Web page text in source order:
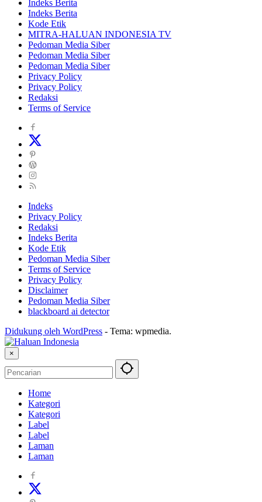
Indeks Berita
Indeks Berita
Kode Etik
MITRA-HALUAN INDONESIA TV
Pedoman Media Siber
Pedoman Media Siber
Pedoman Media Siber
Privacy Policy
Privacy Policy
Redaksi
Terms of Service
Indeks
Privacy Policy
Redaksi
Indeks Berita
Kode Etik
Pedoman Media Siber
Terms of Service
Privacy Policy
Disclaimer
Pedoman Media Siber
blackboard ai detector
Didukung oleh WordPress - Tema: wpmedia.
×
Home
Kategori
Kategori
Label
Label
Laman
Laman